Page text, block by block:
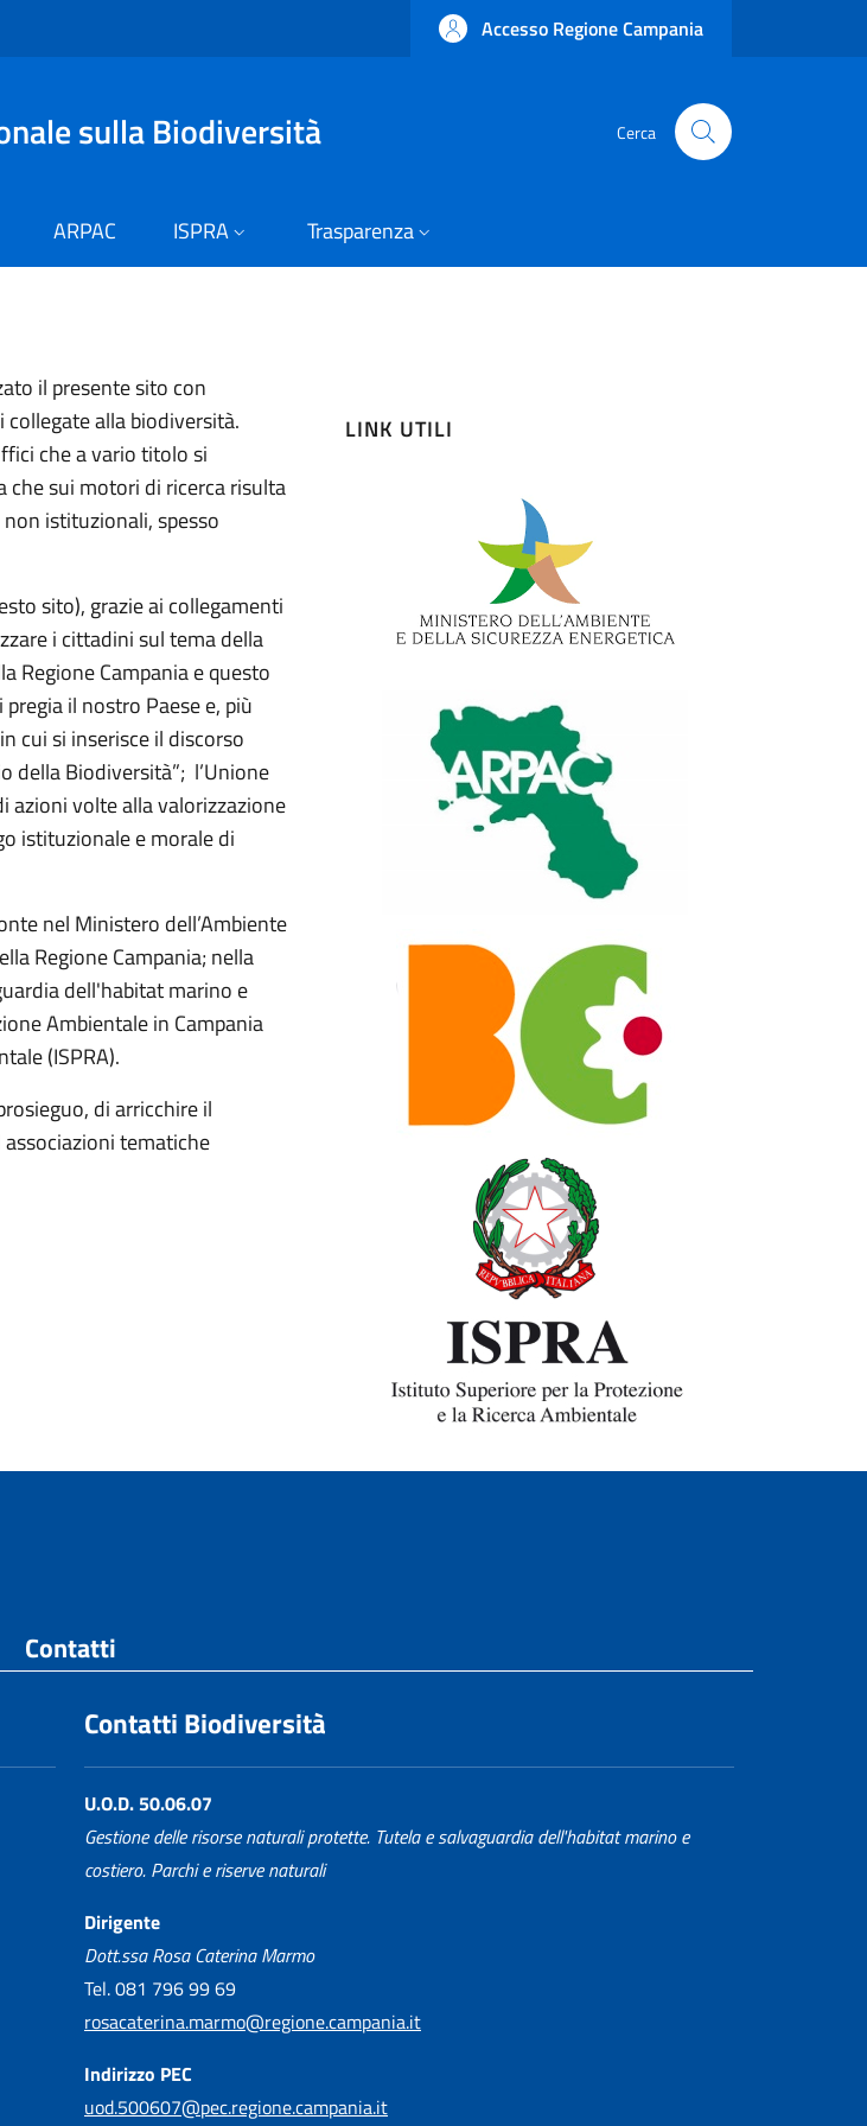
Accesso Regione Campania
sulla Biodiversità Cerca
ARPAC ISPRA Trasparenza
il presente sito con
alla biodiversità.
che a vario titolo si
che sui motori di ricerca risulta
istituzionali, spesso
sito), grazie ai collegamenti
i cittadini sul tema della
Regione Campania e questo
il nostro Paese e, più
cui si inserisce il discorso
della Biodiversità”; l’Unione
azioni volte alla valorizzazione
istituzionale e morale di
nel Ministero dell’Ambiente
Regione Campania; nella
dell'habitat marino e
Ambientale in Campania
(ISPRA).
di arricchire il
tematiche
LINK UTILI
Contatti
Contatti Biodiversità
U.O.D. 50.06.07
Gestione delle risorse naturali protette. Tutela e salvaguardia dell'habitat marino e
costiero. Parchi e riserve naturali
Dirigente
Dott.ssa Rosa Caterina Marmo
Tel. 081 796 99 69
rosacaterina.marmo@regione.campania.it
Indirizzo PEC
uod.500607@pec.regione.campania.it